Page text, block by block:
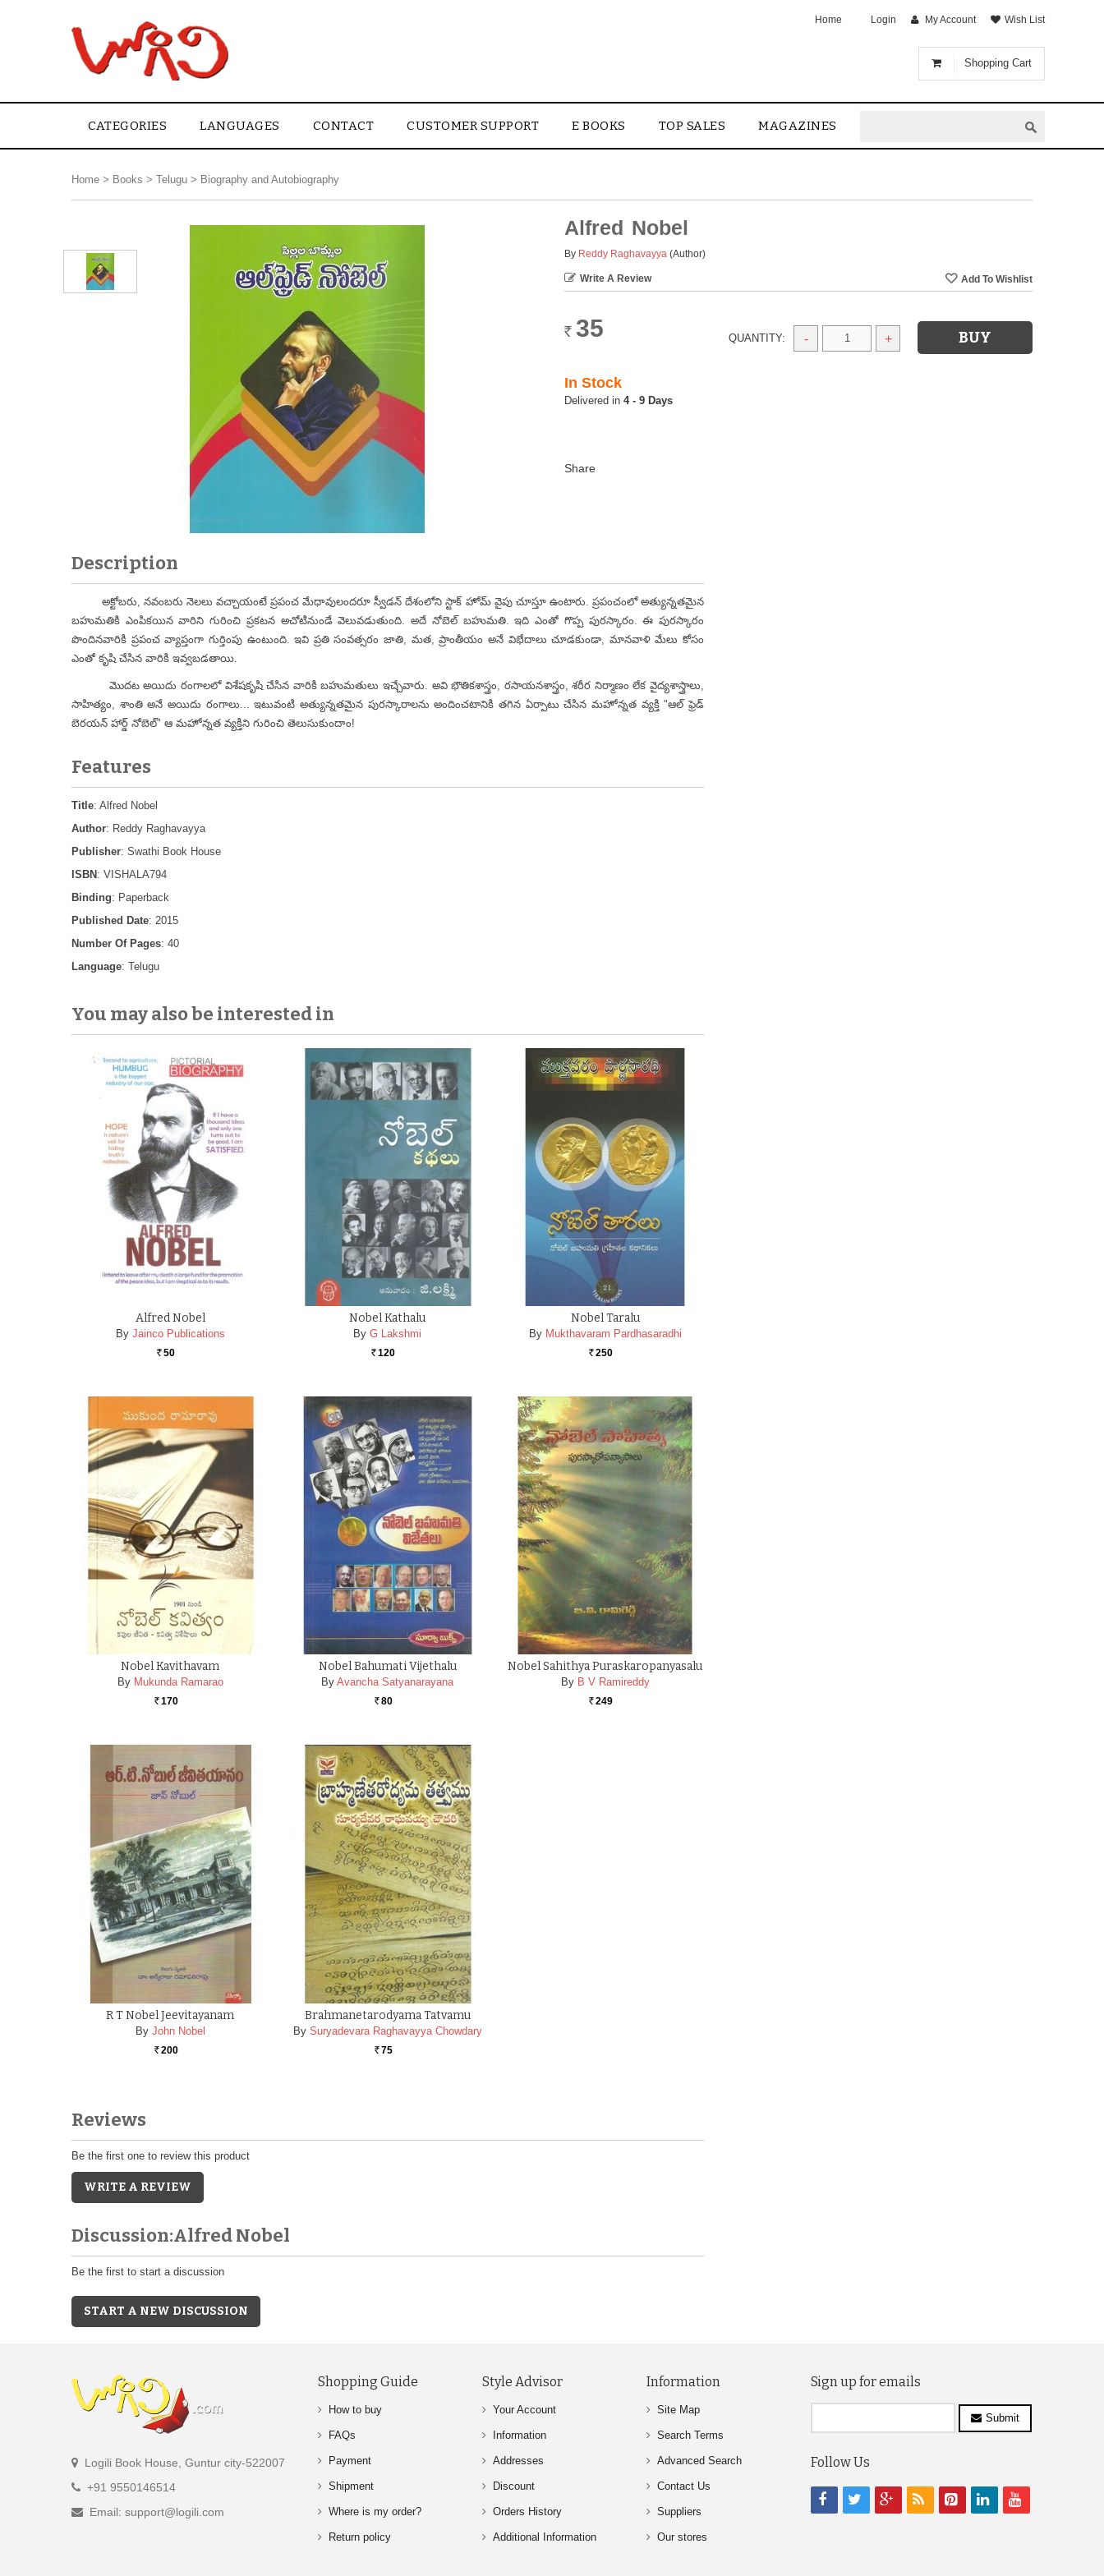
Shopping Cart
Home Login My Account Wish List
CATEGORIES LANGUAGES CONTACT CUSTOMER SUPPORT E BOOKS TOP SALES MAGAZINES
Home > Books > Telugu > Biography and Autobiography
Alfred Nobel
By Reddy Raghavayya (Author)
Write A Review
Rs. 35 QUANTITY: - +
In Stock
4 - 9 Days
Description
అక్టోబరు, నవంబరు నెలలు వచ్చాయంటే ప్రపంచ మేధావులందరూ స్వీడన్ దేశంలోని స్టాక్ హోమ్ వైపు చూస్తూ ఉంటారు. ప్రపంచంలో అత్యున్నతమైన
బహుమతికి ఎంపికయిన వారిని గురించి ప్రకటన అచోటినుండే వెలువడుతుంది. అదే నోబెల్ బహుమతి. ఇది ఎంతో గొప్ప పురస్కారం. ఈ పురస్కారం
పొందినవారికి ప్రపంచ వ్యాప్తంగా గుర్తింపు ఉంటుంది. ఇవి ప్రతి సంవత్సరం జాతి, మత, ప్రాంతీయం అనే విభేదాలు చూడకుండా, మానవాళి మేలు కోసం
ఎంతో కృషి చేసిన వారికి ఇవ్వబడతాయి.
మొదట అయిదు రంగాలలో విశేషకృషి చేసిన వారికి బహుమతులు ఇచ్చేవారు. అవి భౌతికశాస్త్రం, రసాయనశాస్త్రం, శరీర నిర్మాణం లేక వైద్యశాస్త్రాలు,
సాహిత్యం, శాంతి అనే అయిదు రంగాలు... ఇటువంటి అత్యున్నతమైన పురస్కారాలను అందించటానికి తగిన ఏర్పాటు చేసిన మహోన్నత వ్యక్తి "ఆల్ ఫ్రెడ్
బెరయన్ హార్డ్ నోబెల్" ఆ మహోన్నత వ్యక్తిని గురించి తెలుసుకుందాం!
Features
Title: Alfred Nobel
Author: Reddy Raghavayya
Publisher: Swathi Book House
ISBN : VISHALA794
Binding: Paperback
Published Date: 2015
Number Of Pages: 40
Language: Telugu
You may also be interested in
Alfred Nobel
By Jainco Publications
Rs. 50
Nobel Kathalu
By G Lakshmi
Rs. 120
Nobel Taralu
By Mukthavaram Pardhasaradhi
Rs. 250
Nobel Kavithavam
By Mukunda Ramarao
Rs. 170
Nobel Bahumati Vijethalu
By Avancha Satyanarayana
Rs. 80
Nobel Sahithya Puraskaropanyasalu
By B V Ramireddy
Rs. 249
R T Nobel Jeevitayanam
By John Nobel
Rs. 200
Brahmanetarodyama Tatvamu
By Suryadevara Raghavayya Chowdary
Rs. 75
Reviews
Be the first one to review this product
WRITE A REVIEW
Discussion:Alfred Nobel
Be the first to start a discussion
START A NEW DISCUSSION
Logili Book House, Guntur city-522007
+91 9550146514
Email: support@logili.com
Shopping Guide
How to buy
FAQs
Payment
Shipment
Where is my order?
Return policy
Style Advisor
Your Account
Information
Addresses
Discount
Orders History
Additional Information
Information
Site Map
Search Terms
Advanced Search
Contact Us
Suppliers
Our stores
Sign up for emails
Submit
Follow Us